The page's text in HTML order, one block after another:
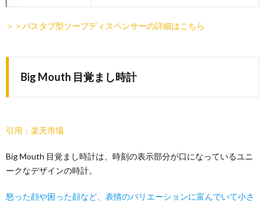
＞＞バスタブ型ソープディスペンサーの詳細はこちら
Big Mouth 目覚まし時計
引用：楽天市場
Big Mouth 目覚まし時計は、時刻の表示部分が口になっているユニ
ークなデザインの時計。
怒った顔や困った顔など、表情のバリエーションに富んでいて小さ